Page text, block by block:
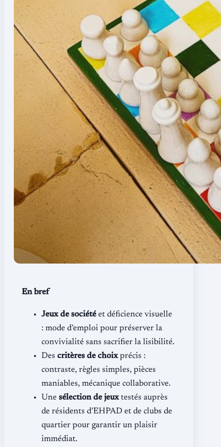
En bref
Jeux de société et déficience visuelle
: mode d’emploi pour préserver la
convivialité sans sacrifier la lisibilité.
Des critères de choixprécis :
contraste, règles simples, pièces
maniables, mécanique collaborative.
Une sélection de jeuxtestés auprès
de résidents d’EHPAD et de clubs de
quartier pour garantir un plaisir
immédiat.